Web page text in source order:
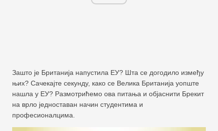
Зашто је Британија напустила ЕУ? Шта се догодило између
њих? Сачекајте секунду, како се Велика Британија уопште
нашла у ЕУ? Размотрићемо ова питања и објаснити Брекит
на врло једноставан начин студентима и
професионалцима.